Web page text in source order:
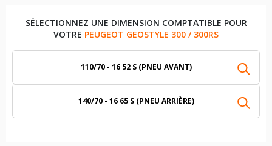
SÉLECTIONNEZ UNE DIMENSION COMPTATIBLE POUR
VOTRE PEUGEOT GEOSTYLE 300 / 300RS
110/70 - 16 52 S (PNEU AVANT)
140/70 - 16 65 S (PNEU ARRIÈRE)